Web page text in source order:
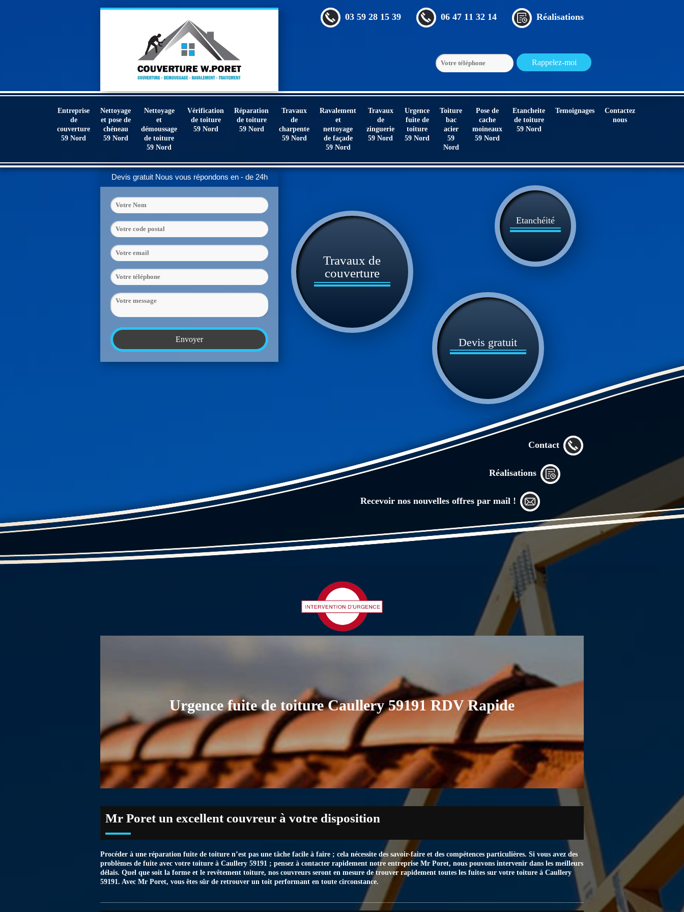
03 59 28 15 39 06 47 11 32 14 Réalisations
Entreprise
de
couverture
59 Nord
Nettoyage
et pose de
chéneau
59 Nord
Nettoyage
et
démoussage
de toiture
59 Nord
Vérification
de toiture
59 Nord
Réparation
de toiture
59 Nord
Travaux
de
charpente
59 Nord
Ravalement
et
nettoyage
de façade
59 Nord
Travaux
de
zinguerie
59 Nord
Urgence
fuite de
toiture
59 Nord
Toiture
bac
acier
59
Nord
Pose de
cache
moineaux
59 Nord
Etancheite
de toiture
59 Nord
Temoignages
Contactez
nous
Devis gratuit Nous vous répondons en - de 24h
Devis gratuit
Etanchéité
Travaux de
couverture
Contact
Réalisations
Recevoir nos nouvelles offres par mail !
Urgence fuite de toiture Caullery 59191 RDV Rapide
Mr Poret un excellent couvreur à votre disposition
Procéder à une réparation fuite de toiture n’est pas une tâche facile à faire ; cela nécessite des savoir-faire et des compétences particulières. Si vous avez des
problèmes de fuite avec votre toiture à Caullery 59191 ; pensez à contacter rapidement notre entreprise Mr Poret, nous pouvons intervenir dans les meilleurs
délais. Quel que soit la forme et le revêtement toiture, nos couvreurs seront en mesure de trouver rapidement toutes les fuites sur votre toiture à Caullery
59191. Avec Mr Poret, vous êtes sûr de retrouver un toit performant en toute circonstance.